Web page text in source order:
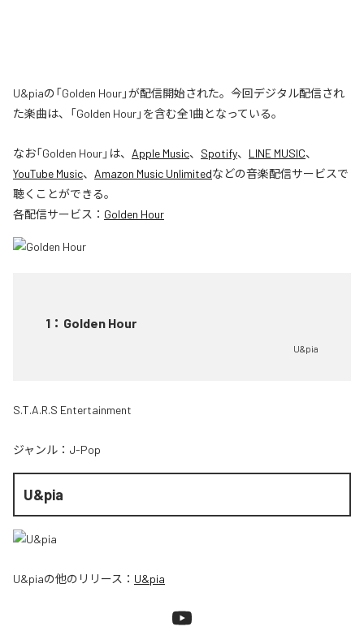
U&piaの「Golden Hour」が配信開始された。今回デジタル配信され
た楽曲は、「Golden Hour」を含む全1曲となっている。
なお「Golden Hour」は、 Apple Music、 Spotify、 LINE MUSIC、
YouTube Music、 Amazon Music Unlimitedなどの音楽配信サービスで
聴くことができる。
各配信サービス： Golden Hour
1 ： Golden Hour
U&pia
S.T.A.R.S Entertainment
ジャンル： J-Pop
U&pia
U&piaの他のリリース： U&pia